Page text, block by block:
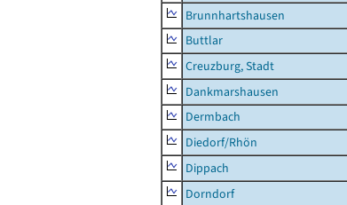
Brunnhartshausen
Buttlar
Creuzburg, Stadt
Dankmarshausen
Dermbach
Diedorf/Rhön
Dippach
Dorndorf